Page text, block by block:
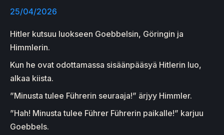
25/04/2026
Hitler kutsuu luokseen Goebbelsin, Göringin ja
Himmlerin.
Kun he ovat odottamassa sisäänpääsyä Hitlerin luo,
alkaa kiista.
”Minusta tulee Führerin seuraaja!” ärjyy Himmler.
”Hah! Minusta tulee Führer Führerin paikalle!” karjuu
Goebbels.